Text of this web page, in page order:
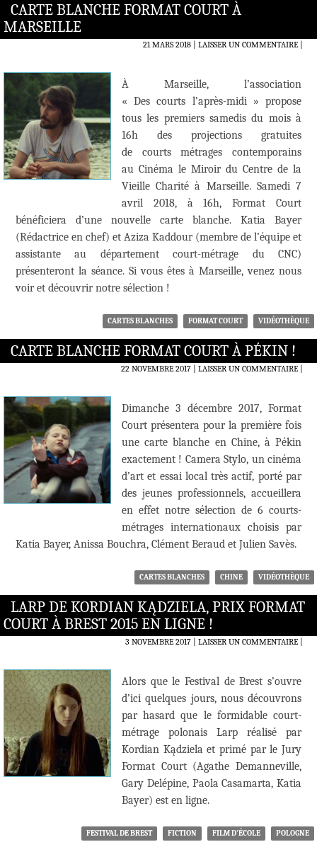
CARTE BLANCHE FORMAT COURT À
MARSEILLE
21 MARS 2018 LAISSER UN COMMENTAIRE|
À Marseille, l’association
« Des courts l’après-midi » propose
tous les premiers samedis du mois à
16h des projections gratuites
de courts métrages contemporains
au Cinéma le Miroir du Centre de la
Vieille Charité à Marseille. Samedi 7
avril 2018, à 16h, Format Court
bénéficiera d’une nouvelle carte blanche. Katia Bayer
(Rédactrice en chef) et Aziza Kaddour (membre de l’équipe et
assistante au département court-métrage du CNC)
présenteront la séance. Si vous êtes à Marseille, venez nous
voir et découvrir notre sélection !
CARTES BLANCHES FORMAT COURT VIDÉOTHÈQUE
CARTE BLANCHE FORMAT COURT À PÉKIN !
22 NOVEMBRE 2017 LAISSER UN COMMENTAIRE|
Dimanche 3 décembre 2017, Format
Court présentera pour la première fois
une carte blanche en Chine, à Pékin
exactement ! Camera Stylo, un cinéma
d’art et essai local très actif, porté par
des jeunes professionnels, accueillera
en effet notre sélection de 6 courts-
métrages internationaux choisis par
Katia Bayer, Anissa Bouchra, Clément Beraud et Julien Savès.
CARTES BLANCHES CHINE VIDÉOTHÈQUE
LARP DE KORDIAN KĄDZIELA, PRIX FORMAT
COURT À BREST 2015 EN LIGNE !
3 NOVEMBRE 2017 LAISSER UN COMMENTAIRE|
Alors que le Festival de Brest s’ouvre
d’ici quelques jours, nous découvrons
par hasard que le formidable court-
métrage polonais Larp réalisé par
Kordian Kądziela et primé par le Jury
Format Court (Agathe Demanneville,
Gary Delépine, Paola Casamarta, Katia
Bayer) est en ligne.
FESTIVAL DE BREST FICTION FILM D'ÉCOLE POLOGNE